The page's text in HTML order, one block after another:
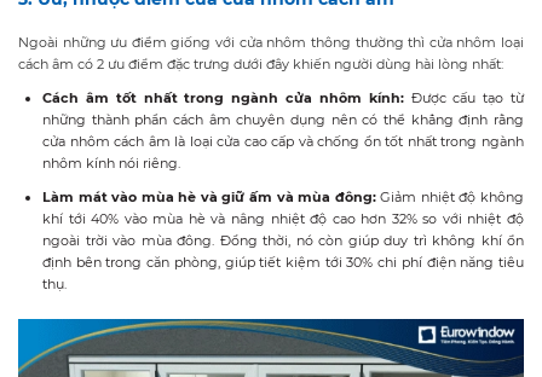
Ngoài những ưu điểm giống với cửa nhôm thông thường thì cửa nhôm loại
cách âm có 2 ưu điểm đặc trưng dưới đây khiến người dùng hài lòng nhất:
Cách âm tốt nhất trong ngành cửa nhôm kính:Được cấu tạo từ
những thành phần cách âm chuyên dụng nên có thể khẳng định rằng
cửa nhôm cách âm là loại cửa cao cấp và chống ồn tốt nhất trong ngành
nhôm kính nói riêng.
Làm mát vào mùa hè và giữ ấm và mùa đông:Giảm nhiệt độ không
khí tới 40% vào mùa hè và nâng nhiệt độ cao hơn 32% so với nhiệt độ
ngoài trời vào mùa đông. Đồng thời, nó còn giúp duy trì không khí ổn
định bên trong căn phòng, giúp tiết kiệm tới 30% chi phí điện năng tiêu
thụ.